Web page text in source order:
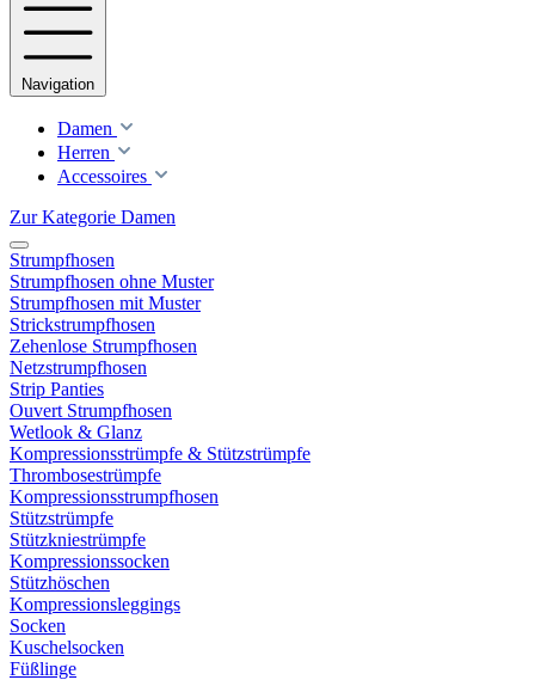
Navigation
Damen
Herren
Accessoires
Zur Kategorie Damen
Strumpfhosen
Strumpfhosen ohne Muster
Strumpfhosen mit Muster
Strickstrumpfhosen
Zehenlose Strumpfhosen
Netzstrumpfhosen
Strip Panties
Ouvert Strumpfhosen
Wetlook & Glanz
Kompressionsstrümpfe & Stützstrümpfe
Thrombosestrümpfe
Kompressionsstrumpfhosen
Stützstrümpfe
Stützkniestrümpfe
Kompressionssocken
Stützhöschen
Kompressionsleggings
Socken
Kuschelsocken
Füßlinge